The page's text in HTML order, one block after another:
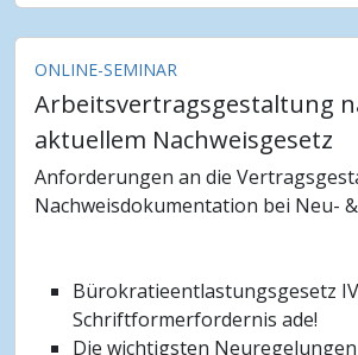
ONLINE-SEMINAR
Arbeitsvertragsgestaltung
aktuellem Nachweisgesetz
Anforderungen an die
Nachweisdokumentation bei Neu-
Bürokratieentlastungsgesetz
Schriftformerfordernis ade!
Die wichtigsten